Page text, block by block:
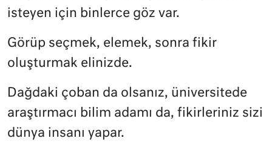
isteyen için binlerce göz var.
Görüp seçmek, elemek, sonra fikir
oluşturmak elinizde.
Dağdaki çoban da olsanız, üniversitede
araştırmacı bilim adamı da, fikirleriniz sizi
dünya insanı yapar.